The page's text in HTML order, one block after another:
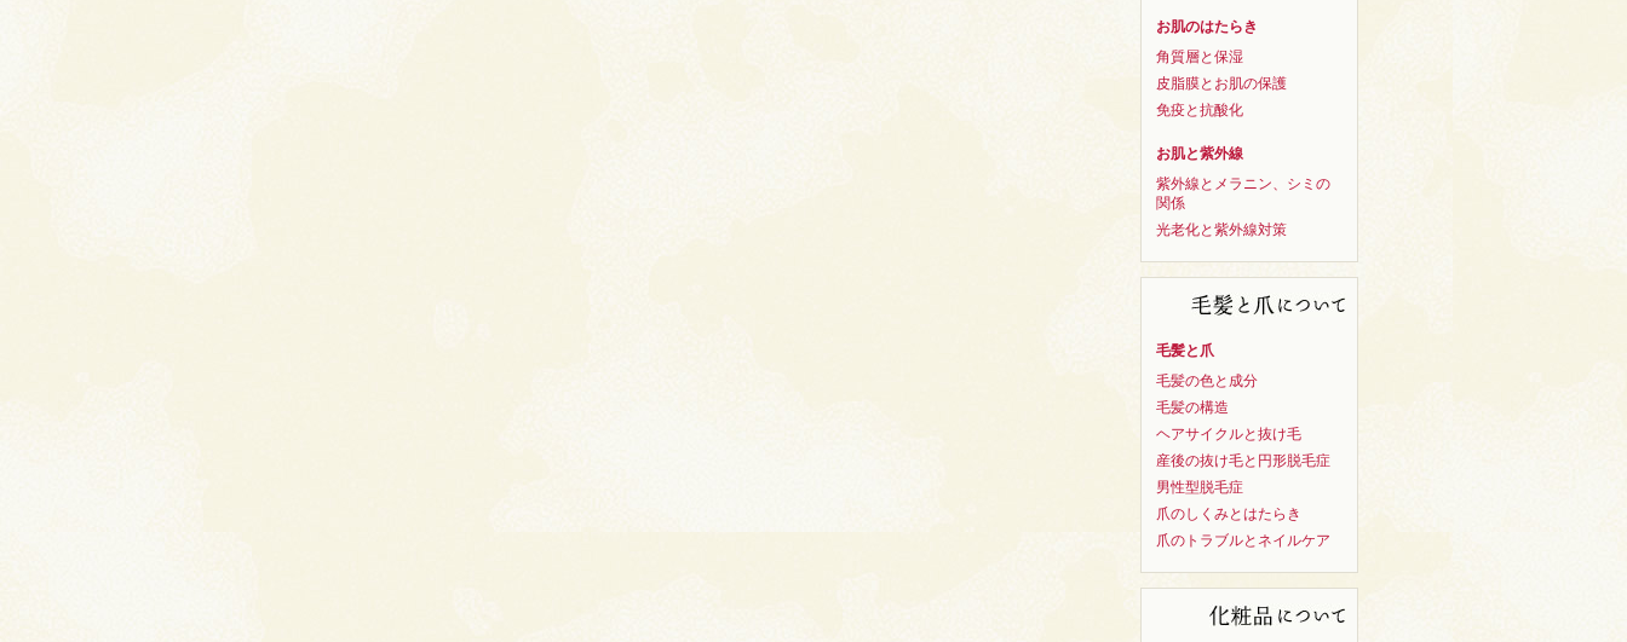
お肌のはたらき
角質層と保湿
皮脂膜とお肌の保護
免疫と抗酸化
お肌と紫外線
紫外線とメラニン、シミの
関係
光老化と紫外線対策
毛髪と爪
毛髪の色と成分
毛髪の構造
ヘアサイクルと抜け毛
産後の抜け毛と円形脱毛症
男性型脱毛症
爪のしくみとはたらき
爪のトラブルとネイルケア